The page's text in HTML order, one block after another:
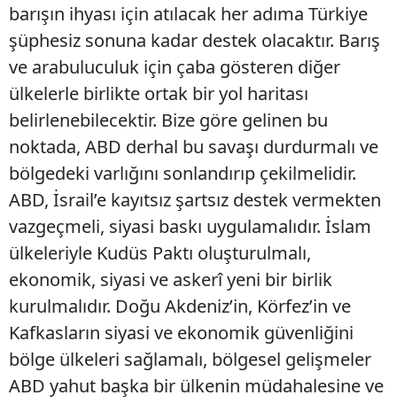
barışın ihyası için atılacak her adıma Türkiye
şüphesiz sonuna kadar destek olacaktır. Barış
ve arabuluculuk için çaba gösteren diğer
ülkelerle birlikte ortak bir yol haritası
belirlenebilecektir. Bize göre gelinen bu
noktada, ABD derhal bu savaşı durdurmalı ve
bölgedeki varlığını sonlandırıp çekilmelidir.
ABD, İsrail’e kayıtsız şartsız destek vermekten
vazgeçmeli, siyasi baskı uygulamalıdır. İslam
ülkeleriyle Kudüs Paktı oluşturulmalı,
ekonomik, siyasi ve askerî yeni bir birlik
kurulmalıdır. Doğu Akdeniz’in, Körfez’in ve
Kafkasların siyasi ve ekonomik güvenliğini
bölge ülkeleri sağlamalı, bölgesel gelişmeler
ABD yahut başka bir ülkenin müdahalesine ve